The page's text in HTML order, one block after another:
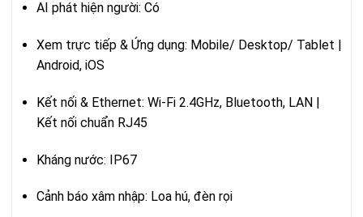
AI phát hiện người: Có
Xem trực tiếp & Ứng dụng: Mobile/ Desktop/ Tablet |
Android, iOS
Kết nối & Ethernet: Wi-Fi 2.4GHz, Bluetooth, LAN |
Kết nối chuẩn RJ45
Kháng nước: IP67
Cảnh báo xâm nhập: Loa hú, đèn rọi